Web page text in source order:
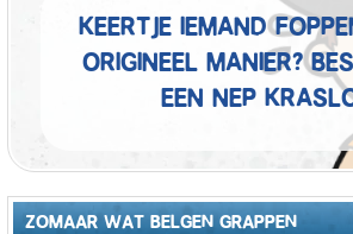
Keertje iemand
origineel manier?
een nep
ZOMAAR WAT BELGEN GRAPPEN